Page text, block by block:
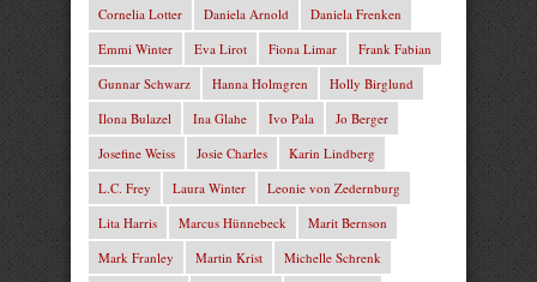
Cornelia Lotter
Daniela Arnold
Daniela Frenken
Emmi Winter
Eva Lirot Fiona Limar
Frank Fabian
Gunnar Schwarz
Hanna Holmgren
Holly Birglund
Ilona Bulazel
Ina Glahe Ivo Pala
Jo Berger
Josefine Weiss
Josie Charles
Karin Lindberg
L.C. Frey
Laura Winter
Leonie von Zedernburg
Lita Harris
Marcus Hünnebeck
Marit Bernson
Mark Franley
Martin Krist Michelle Schrenk